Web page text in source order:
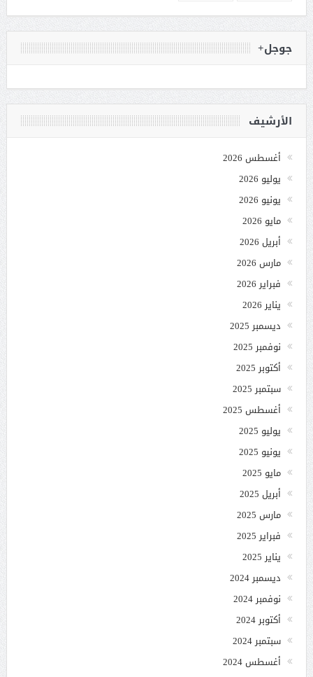
جوجل+
الأرشيف
أغسطس 2026
يوليو 2026
يونيو 2026
مايو 2026
أبريل 2026
مارس 2026
فبراير 2026
يناير 2026
ديسمبر 2025
نوفمبر 2025
أكتوبر 2025
سبتمبر 2025
أغسطس 2025
يوليو 2025
يونيو 2025
مايو 2025
أبريل 2025
مارس 2025
فبراير 2025
يناير 2025
ديسمبر 2024
نوفمبر 2024
أكتوبر 2024
سبتمبر 2024
أغسطس 2024